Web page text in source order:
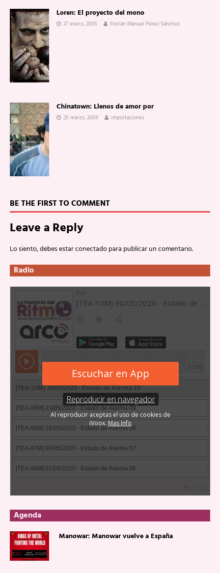
Loren: El proyecto del mono
27 enero, 2005 Florián Manuel Pérez Sánchez
Chinatown: Llenos de amor por
25 marzo, 2004 importaciones
BE THE FIRST TO COMMENT
Leave a Reply
Lo siento, debes estarconectadopara publicar un comentario.
Radio
Agenda
Manowar: Manowar vuelve a España